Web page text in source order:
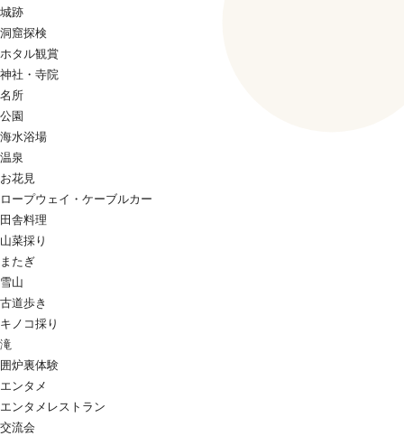
城跡
洞窟探検
ホタル観賞
神社・寺院
名所
公園
海水浴場
温泉
お花見
ロープウェイ・ケーブルカー
田舎料理
山菜採り
またぎ
雪山
古道歩き
キノコ採り
滝
囲炉裏体験
エンタメ
エンタメレストラン
交流会